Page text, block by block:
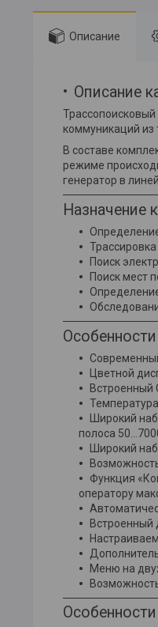
Описание
Описание
коммуникаций из
В составе
режиме
генератор в
Назначение
Поиск
Поиск мест
Цветной
Встроенный
Широкий
полоса
Широкий
Функция
оператору
Встроенный
Меню на